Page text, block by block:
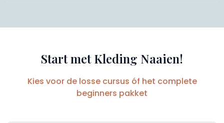
Start met Kleding Naaien!
Kies voor de losse cursus óf het complete
beginners pakket